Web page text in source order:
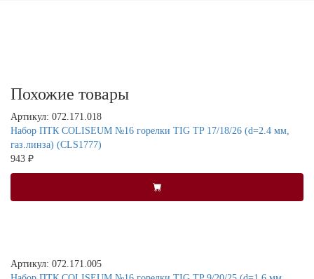
Похожие товары
Артикул: 072.171.018
Набор ПТК COLISEUM №16 горелки TIG TP 17/18/26 (d=2.4 мм,
газ.линза) (CLS1777)
943 ₽
Артикул: 072.171.005